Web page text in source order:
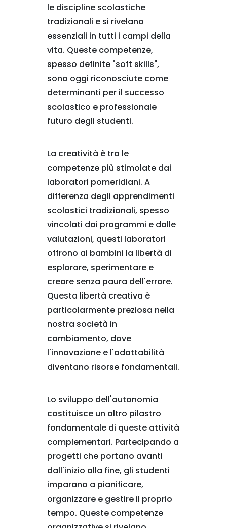
le discipline scolastiche
tradizionali e si rivelano
essenziali in tutti i campi della
vita. Queste competenze,
spesso definite "soft skills",
sono oggi riconosciute come
determinanti per il successo
scolastico e professionale
futuro degli studenti.
La creatività è tra le
competenze più stimolate dai
laboratori pomeridiani. A
differenza degli apprendimenti
scolastici tradizionali, spesso
vincolati dai programmi e dalle
valutazioni, questi laboratori
offrono ai bambini la libertà di
esplorare, sperimentare e
creare senza paura dell'errore.
Questa libertà creativa è
particolarmente preziosa nella
nostra società in
cambiamento, dove
l'innovazione e l'adattabilità
diventano risorse fondamentali.
Lo sviluppo dell'autonomia
costituisce un altro pilastro
fondamentale di queste attività
complementari. Partecipando a
progetti che portano avanti
dall'inizio alla fine, gli studenti
imparano a pianificare,
organizzare e gestire il proprio
tempo. Queste competenze